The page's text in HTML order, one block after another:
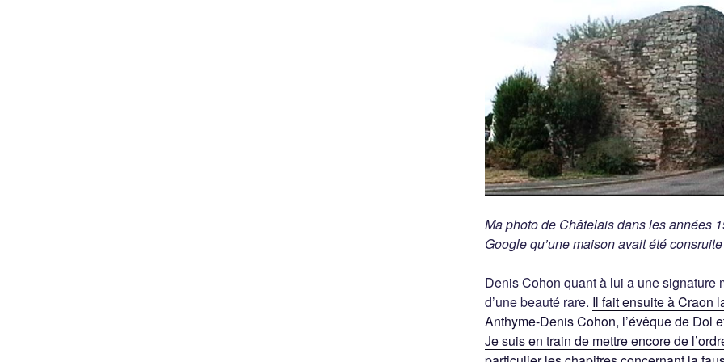
Ma photo de Châtelais dans les années
Google qu’une maison avait été
Denis Cohon quant à lui a une signature
d’une beauté rare. Il fait ensuite à Craon
Anthyme-Denis Cohon, l’évêque de Dol
Je suis en train de mettre encore de